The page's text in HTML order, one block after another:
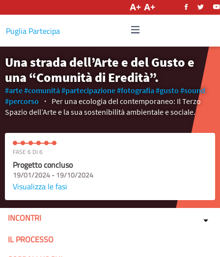
Puglia Partecipa
Una strada dell’Arte e del Gusto e
una “Comunità di Eredità”.
#arte#comunità#partecipazione#fotografia#gusto #sound
#percorso
Per una ecologia del contemporaneo: Il Terzo
Spazio dell’Arte e la sua sostenibilità ambientale e sociale.
FASE 6 DI 6
Progetto concluso
19/01/2024 - 19/10/2024
Visualizza le fasi
INCONTRI
IL PROCESSO